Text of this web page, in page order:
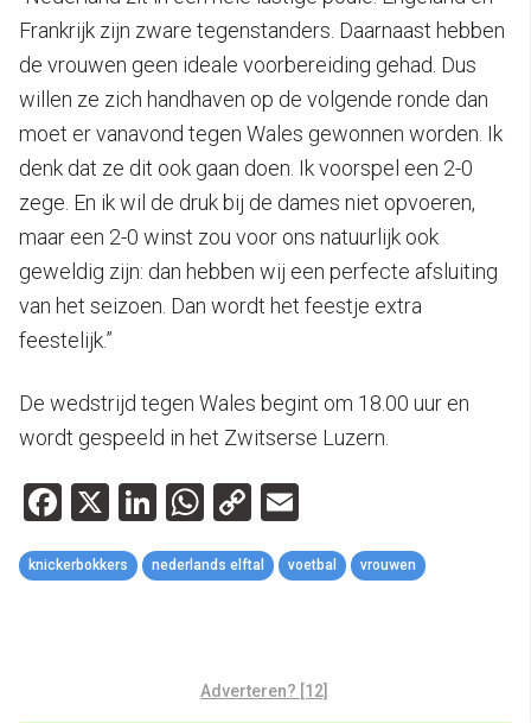
Frankrijk zijn zware tegenstanders. Daarnaast hebben
de vrouwen geen ideale voorbereiding gehad. Dus
willen ze zich handhaven op de volgende ronde dan
moet er vanavond tegen Wales gewonnen worden. Ik
denk dat ze dit ook gaan doen. Ik voorspel een 2-0
zege. En ik wil de druk bij de dames niet opvoeren,
maar een 2-0 winst zou voor ons natuurlijk ook
geweldig zijn: dan hebben wij een perfecte afsluiting
van het seizoen. Dan wordt het feestje extra
feestelijk.”
De wedstrijd tegen Wales begint om 18.00 uur en
wordt gespeeld in het Zwitserse Luzern.
Facebook
X LinkedIn
WhatsApp
Copy
Link
knickerbokkers nederlands elftal voetbal vrouwen
Adverteren? [12]